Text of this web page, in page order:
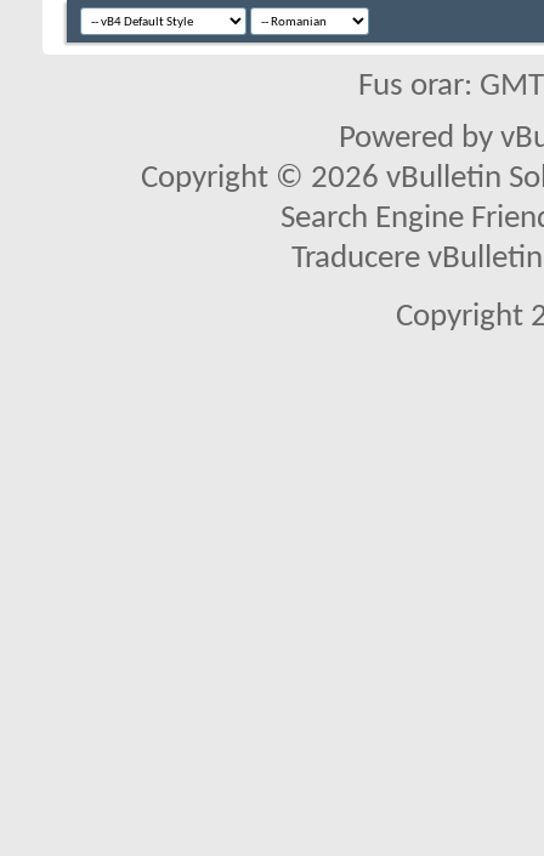
Fus orar:
Powered by
Copyright © 2026 vBulletin
Search Engine
Traducere
Copyright